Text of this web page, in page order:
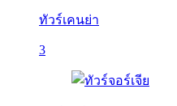
ทัวร์เคนย่า
3